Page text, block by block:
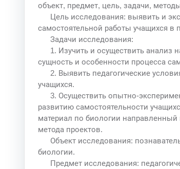
объект, предмет, цель, задачи,
Цель исследования: выявить и
самостоятельной работы учащихся в
Задачи исследования:
1. Изучить и осуществить анализ
сущность и особенности процесса
2. Выявить педагогические
учащихся.
3. Осуществить опытно-
развитию самостоятельности
материал по биологии
метода проектов.
Объект исследования:
биологии.
Предмет исследования: